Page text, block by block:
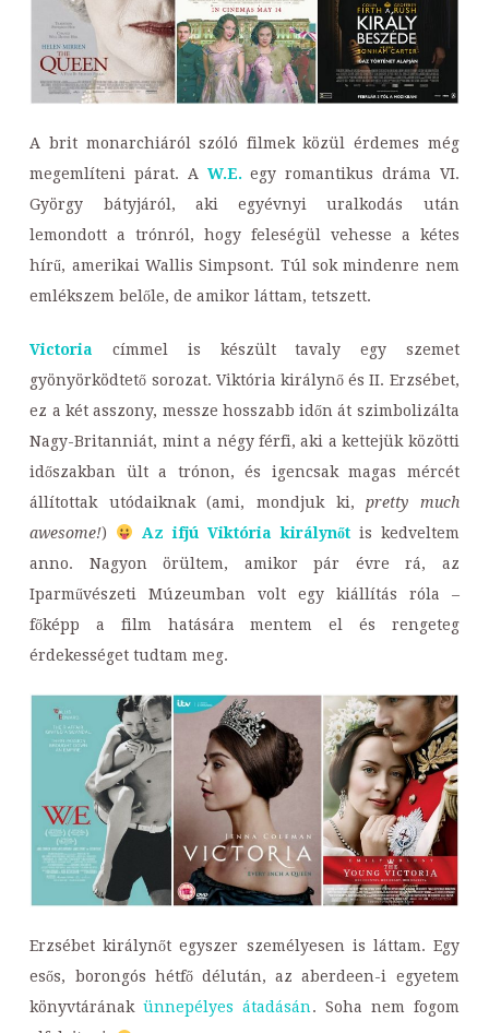
A brit monarchiáról szóló filmek közül érdemes még
megemlíteni párat. A W.E. egy romantikus dráma VI.
György bátyjáról, aki egyévnyi uralkodás után
lemondott a trónról, hogy feleségül vehesse a kétes
hírű, amerikai Wallis Simpsont. Túl sok mindenre nem
emlékszem belőle, de amikor láttam, tetszett.
Victoria címmel is készült tavaly egy szemet
gyönyörködtető sorozat. Viktória királynő és II. Erzsébet,
ez a két asszony, messze hosszabb időn át szimbolizálta
Nagy-Britanniát, mint a négy férfi, aki a kettejük közötti
időszakban ült a trónon, és igencsak magas mércét
állítottak utódaiknak (ami, mondjuk ki, pretty much
awesome!) Az ifjú Viktória királynőtis kedveltem
anno. Nagyon örültem, amikor pár évre rá, az
Iparművészeti Múzeumban volt egy kiállítás róla –
főképp a film hatására mentem el és rengeteg
érdekességet tudtam meg.
Erzsébet királynőt egyszer személyesen is láttam. Egy
esős, borongós hétfő délután, az aberdeen-i egyetem
könyvtáránakünnepélyes átadásán. Soha nem fogom